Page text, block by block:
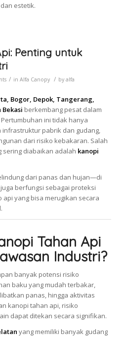
estetik.
Penting untuk
/ in Alfa Canopy / by alfa
Bogor, Depok, Tangerang,
berkembang pesat dalam
ini tidak hanya
pabrik dan gudang,
dari risiko kebakaran. Salah
sering diabaikan adalah kanopi
dari panas dan hujan—di
berfungsi sebagai proteksi
yang bisa merugikan secara
Tahan Api
Industri?
banyak potensi risiko
baku yang mudah terbakar,
panas, hingga aktivitas
kanopi tahan api, risiko
dapat ditekan secara signifikan.
yang memiliki banyak gudang